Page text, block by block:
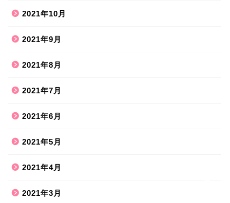
2021年10月
2021年9月
2021年8月
2021年7月
2021年6月
2021年5月
2021年4月
2021年3月